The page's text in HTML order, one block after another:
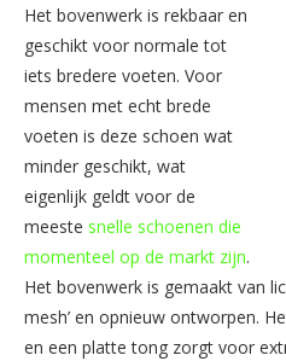
Het bovenwerk is rekbaar en
geschikt voor normale tot
iets bredere voeten. Voor
mensen met echt brede
voeten is deze schoen wat
minder geschikt, wat
eigenlijk geldt voor de
meeste snelle schoenen die
momenteel op de markt zijn.
Het bovenwerk is gemaakt van
mesh’ en opnieuw ontworpen.
en een platte tong zorgt voor